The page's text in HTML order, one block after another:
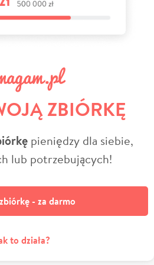
ZBIÓRKĘ
pieniędzy dla siebie,
lub potrzebujących!
- za darmo
to działa?